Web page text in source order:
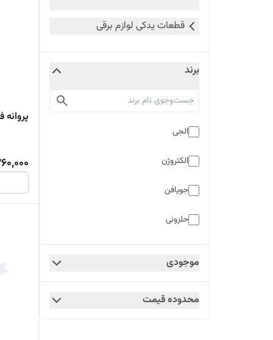
قطعات یدکی لوازم برقی
برند
الجی
الکتروژن
جویافن
حلزونی
مستر
موجودی
محدوده قیمت
پروانه فن 16 فلزی 29